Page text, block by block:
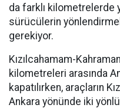
da farklı kilometrelerde
sürücülerin
gerekiyor.
Kızılcahamam-
kilometreleri arasında
kapatılırken, araçların
Ankara yönünde iki